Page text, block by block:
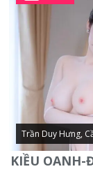
Trần Duy Hưng,